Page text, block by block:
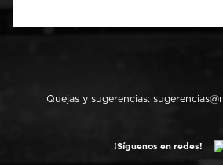
Quejas y sugerencias: